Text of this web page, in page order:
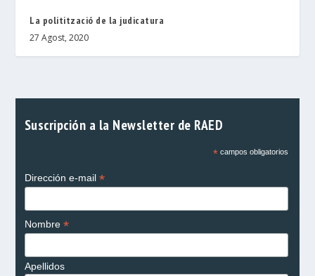
La politització de la judicatura
27 Agost, 2020
Suscripción a la Newsletter de RAED
*campos obligatorios
Dirección e-mail *
Nombre *
Apellidos